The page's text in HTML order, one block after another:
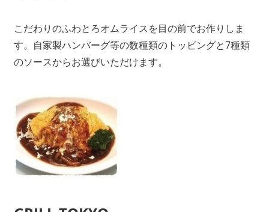
こだわりのふわとろオムライスを目の前でお作りしま
す。自家製ハンバーグ等の数種類のトッビングと7種類
のソースからお選びいただけます。